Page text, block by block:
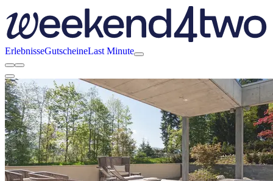
ErlebnisseGutscheineLast Minute